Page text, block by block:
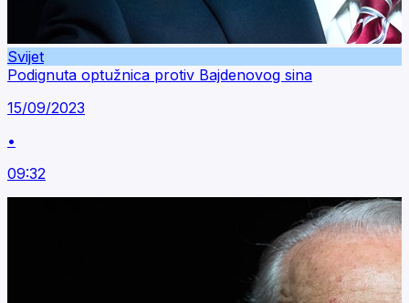
Svijet
Podignuta optužnica protiv Bajdenovog sina
15/09/2023
•
09:32